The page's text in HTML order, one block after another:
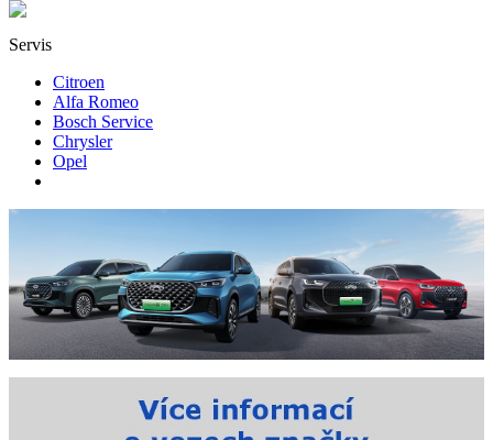
Servis
Citroen
Alfa Romeo
Bosch Service
Chrysler
Opel